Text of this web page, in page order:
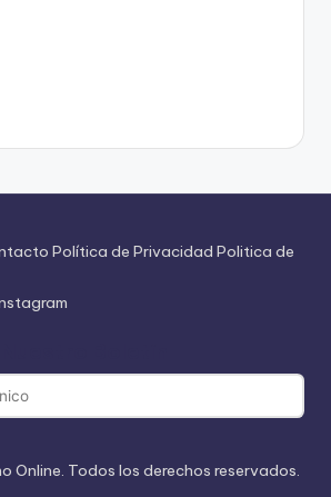
Política de Privacidad Politica de
Online. Todos los derechos reservados.